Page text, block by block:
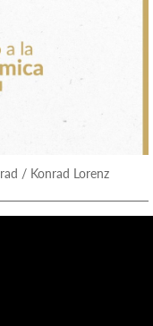
/ Konrad Lorenz